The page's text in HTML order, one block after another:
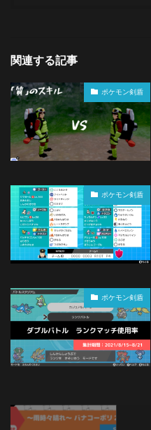
関連する記事
ポケモン剣盾
ポケモン剣盾
ポケモン剣盾